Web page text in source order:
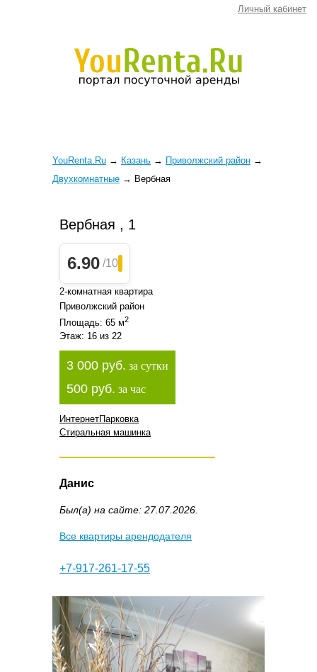
Личный кабинет
YouRenta.Ru → Казань → Приволжский район →
Двухкомнатные → Вербная
Вербная , 1
6.90 /10
2-комнатная квартира
Приволжский район
Площадь: 65 м2
Этаж: 16 из 22
3 000 руб. за сутки
500 руб. за час
ИнтернетПарковка
Стиральная машинка
Данис
Был(а) на сайте: 27.07.2026.
Все квартиры арендодателя
+7-917-261-17-55